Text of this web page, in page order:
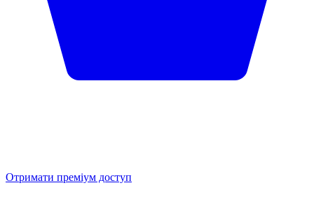
Отримати преміум доступ